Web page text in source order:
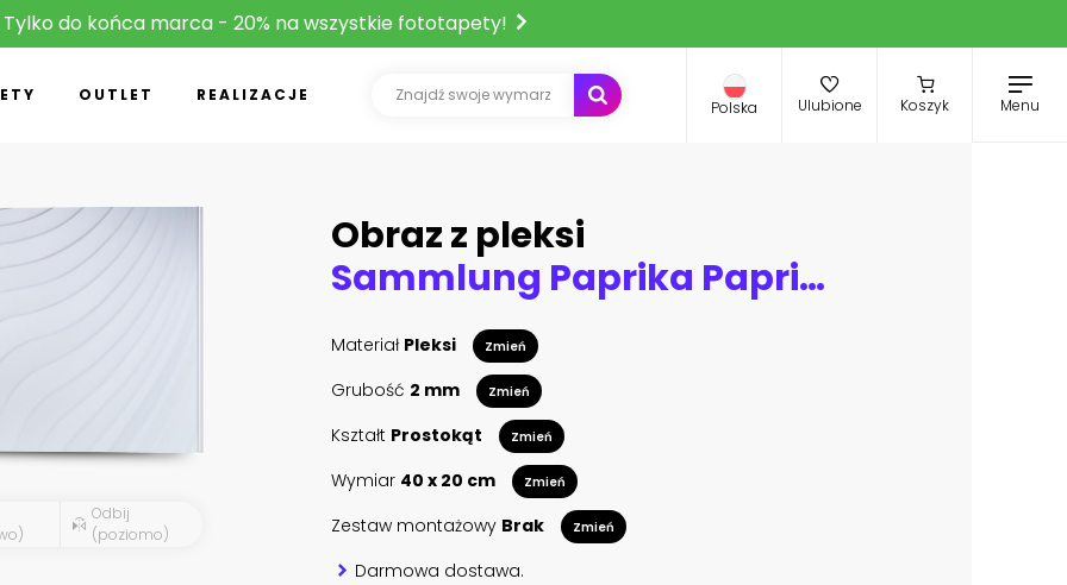
Tylko do końca marca - 20% na wszystkie fototapety!
OUTLET REALIZACJE
Polska Ulubione Koszyk Menu
Odbij
(poziomo)
Obraz z pleksi
Sammlung Paprika Paprikas Gemüse in einer Reihe von oben Freist
Materiał Pleksi Zmień
Grubość 2 mm Zmień
Kształt Prostokąt Zmień
Wymiar 40 x 20 cm Zmień
Zestaw montażowy Brak Zmień
Darmowa dostawa.